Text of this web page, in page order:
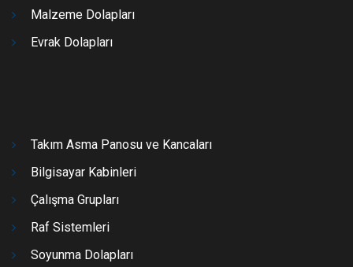
Malzeme Dolapları
Evrak Dolapları
Takım Asma Panosu ve Kancaları
Bilgisayar Kabinleri
Çalışma Grupları
Raf Sistemleri
Soyunma Dolapları